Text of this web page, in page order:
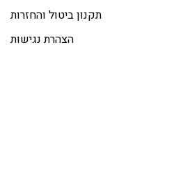
תקנון ביטול והחזרות
הצהרת נגישות